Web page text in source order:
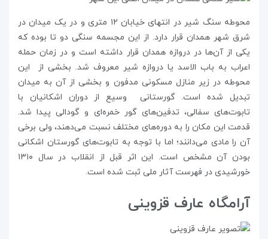
محوطه‌ سنگ شیر در انتهای خیابان ۱۲ متری و در یک میدان در
شرق شهر همدان قرار دارد. از این مجسمه‌ سنگی دو تا بوده که
یکی از آن‌ها در دروازه‌ همدان قرار داشته است و در زمان حمله
اعراب به باب الاسد یا دروازه شیر معروف شد. بخشی از این
محوطه در زیر منازل مسکونی مدفون و بخشی از آن به میدان
تبدیل شده است. گورستانی وسیع از دوران اشکانیان با
تابوت‌های سفالی، تدفین‌های گور خمره‌ای و گودالی پیدا شد.
قدمت این مکان را به دوره‌‌های مختلف نسبت می‌دهند، ولی برخی
آن را مادی می‌دانند؛ اما با توجه به تابوت‌های گورستان اشکانی
بودن آن مشخص است. این اثر قبل از انقلاب در سال ۱۳۱۰
خورشیدی در فهرست آثار ملی ثبت شده است.
آرامگاه عارف قزوینی